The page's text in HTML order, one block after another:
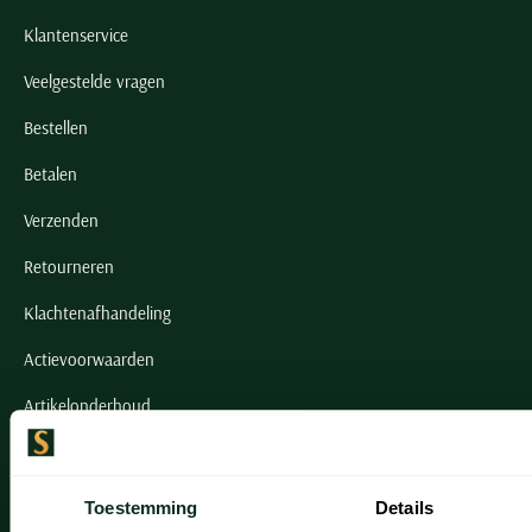
Toestemming Details
Klantenservice
Veelgestelde vragen
Bestellen
Betalen
Verzenden
Retourneren
Klachtenafhandeling
Actievoorwaarden
Artikelonderhoud